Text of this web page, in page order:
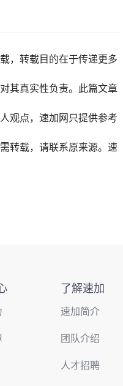
，转载目的在于传递更多
其真实性负责。此篇文章
观点，速加网 只提供参考
转载，请联系原来源。速
了解速加
速加简介
团队介绍
人才招聘